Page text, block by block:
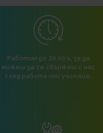
Работим до 20:00 ч, за да
можеш да се свържеш с нас
след работа или училище.